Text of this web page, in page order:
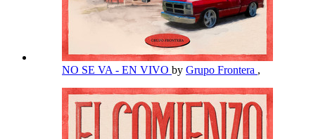
NO SE VA - EN VIVO by Grupo Frontera ,